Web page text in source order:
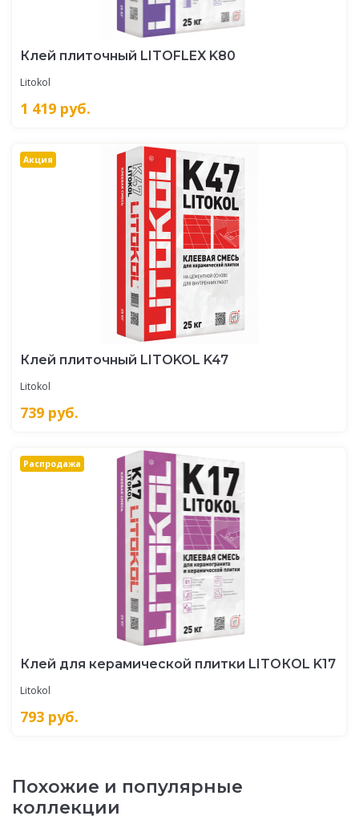
Клей плиточный LITOFLEX K80
Litokol
1 419 руб.
Акция
Клей плиточный LITOKOL K47
Litokol
739 руб.
Распродажа
Клей для керамической плитки LITOКOL K17
Litokol
793 руб.
Похожие и популярные
коллекции